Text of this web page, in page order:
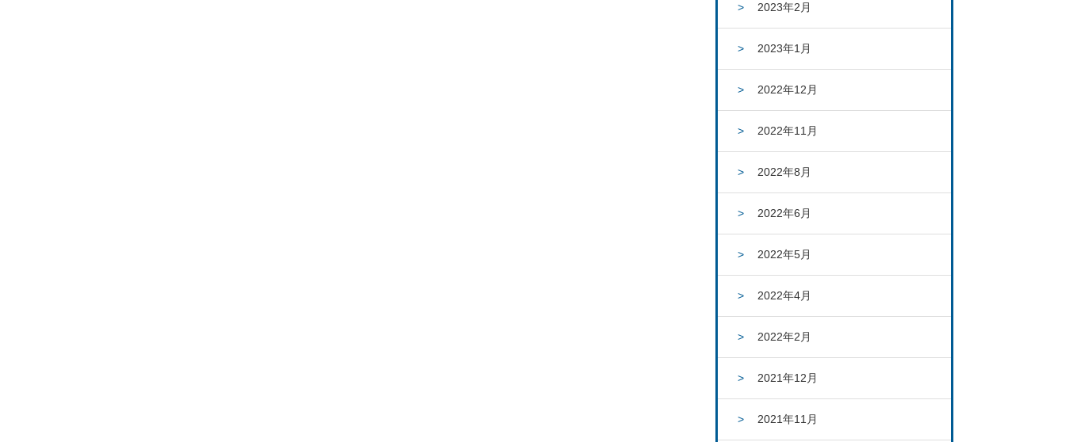
2023年2月
2023年1月
2022年12月
2022年11月
2022年8月
2022年6月
2022年5月
2022年4月
2022年2月
2021年12月
2021年11月